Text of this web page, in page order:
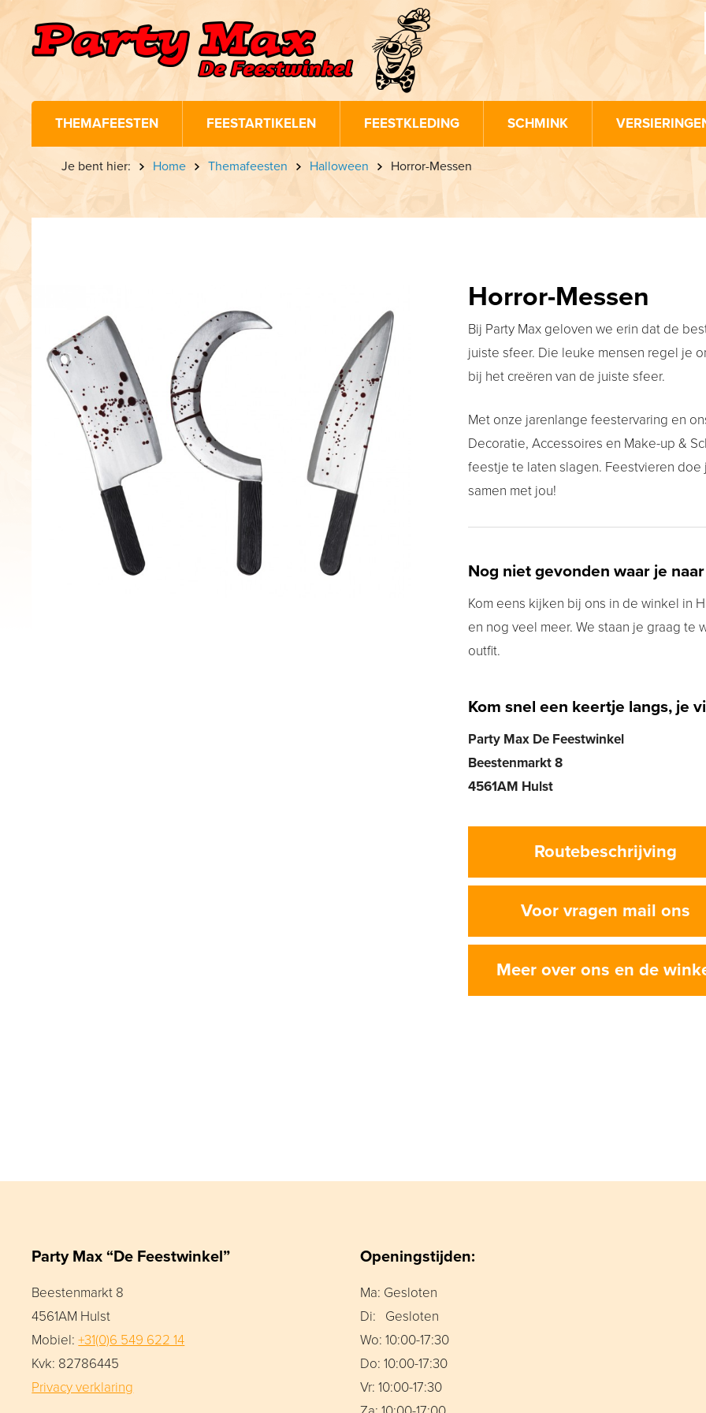
THEMAFEESTEN FEESTARTIKELEN FEESTKLEDING SCHMINK
Je bent hier: Home Themafeesten Halloween Horror-Messen
Horror-Messen
Bij Party Max geloven we erin dat de
juiste sfeer. Die leuke mensen regel je
bij het creëren van de juiste sfeer.
Met onze jarenlange feestervaring en
Decoratie, Accessoires en Make-up &
feestje te laten slagen. Feestvieren doe
samen met jou!
Nog niet gevonden waar je
Kom eens kijken bij ons in de winkel in
en nog veel meer. We staan je graag
outfit.
Kom snel een keertje langs, je
Party Max De Feestwinkel
Beestenmarkt 8
4561AM Hulst
Routebeschrijving
Voor vragen mail ons
Meer over ons en de
Party Max “De Feestwinkel”
Beestenmarkt 8
4561AM Hulst
Mobiel:+31(0)6 549 622 14
Kvk: 82786445
Privacy verklaring
Openingstijden:
Ma: Gesloten
Di: Gesloten
Wo: 10:00-17:30
Do: 10:00-17:30
Vr: 10:00-17:30